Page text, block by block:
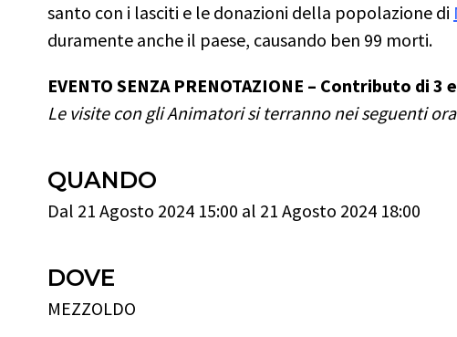
santo con i lasciti e le donazioni della popolazione di
duramente anche il paese, causando ben 99 morti.
EVENTO SENZA PRENOTAZIONE – Contributo di
Le visite con gli Animatori si terranno nei seguenti
QUANDO
Dal 21 Agosto 2024 15:00 al 21 Agosto 2024 18:00
DOVE
MEZZOLDO